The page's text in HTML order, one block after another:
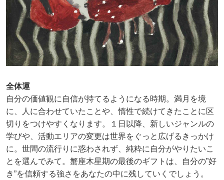
全体運
自分の価値観に自信が持てるようになる時期。満月を境
に、人に合わせていたことや、惰性で続けてきたことに区
切りをつけやすくなります。１日以降、新しいジャンルの
学びや、活動エリアの変更は世界をぐっと広げるきっかけ
に。世間の流行りに惑わされず、純粋に自分がやりたいこ
とを選んでみて。蟹座木星期の最後のギフトは、自分の”好
き”を信頼する強さをあなたの中に残していくでしょう。